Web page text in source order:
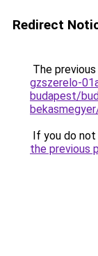
Redirect
The
gzszerelo-
budapest/
If you do
the previous